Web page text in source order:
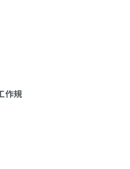
作規